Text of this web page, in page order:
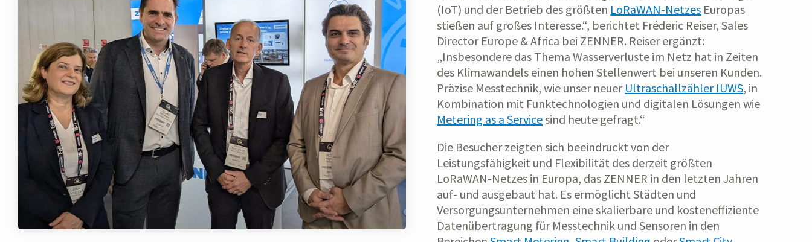
(IoT) und der Betrieb des größten LoRaWAN-Netzes Europas
stießen auf großes Interesse.“, berichtet Fréderic Reiser, Sales
Director Europe & Africa bei ZENNER. Reiser ergänzt:
„Insbesondere das Thema Wasserverluste im Netz hat in Zeiten
des Klimawandels einen hohen Stellenwert bei unseren Kunden.
Präzise Messtechnik, wie unser neuer Ultraschallzähler IUWS, in
Kombination mit Funktechnologien und digitalen Lösungen wie
Metering as a Servicesind heute gefragt.“
Die Besucher zeigten sich beeindruckt von der
Leistungsfähigkeit und Flexibilität des derzeit größten
LoRaWAN-Netzes in Europa, das ZENNER in den letzten Jahren
auf- und ausgebaut hat. Es ermöglicht Städten und
Versorgungsunternehmen eine skalierbare und kosteneffiziente
Datenübertragung für Messtechnik und Sensoren in den